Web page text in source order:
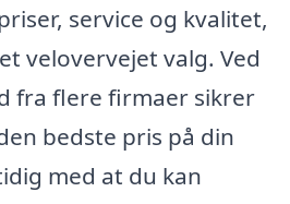
service og kvalitet,
velovervejet valg. Ved
fra flere firmaer sikrer
bedste pris på din
med at du kan